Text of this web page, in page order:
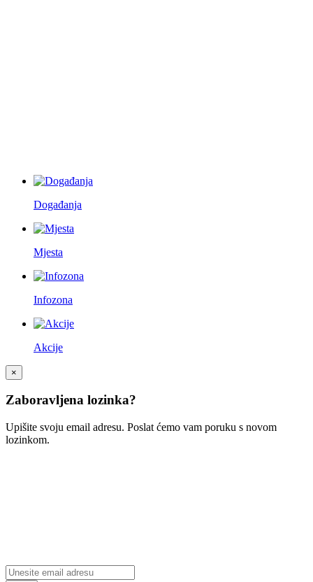
Događanja
Mjesta
Infozona
Akcije
×
Zaboravljena lozinka?
Upišite svoju email adresu. Poslat ćemo vam poruku s novom
lozinkom.